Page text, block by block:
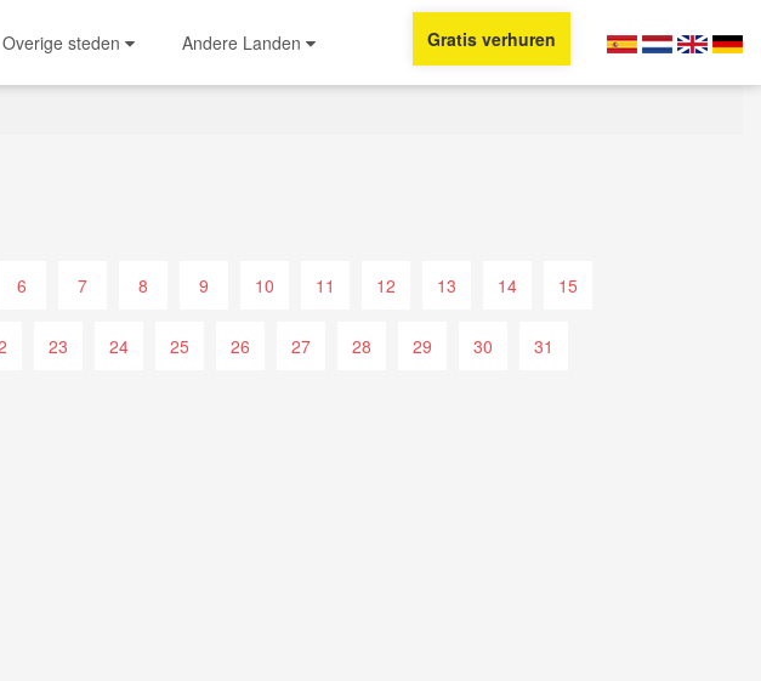
Overige steden Andere Landen Gratis verhuren
6 7 8 9 10 11 12 13 14 15
23 24 25 26 27 28 29 30 31